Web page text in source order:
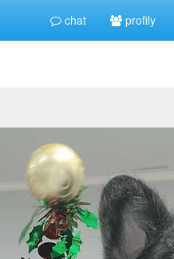
chat profily